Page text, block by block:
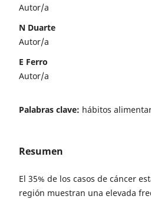
Autor/a
N Duarte
Autor/a
E Ferro
Autor/a
Palabras clave: hábitos
Resumen
El 35% de los casos de cáncer
región muestran una elevada